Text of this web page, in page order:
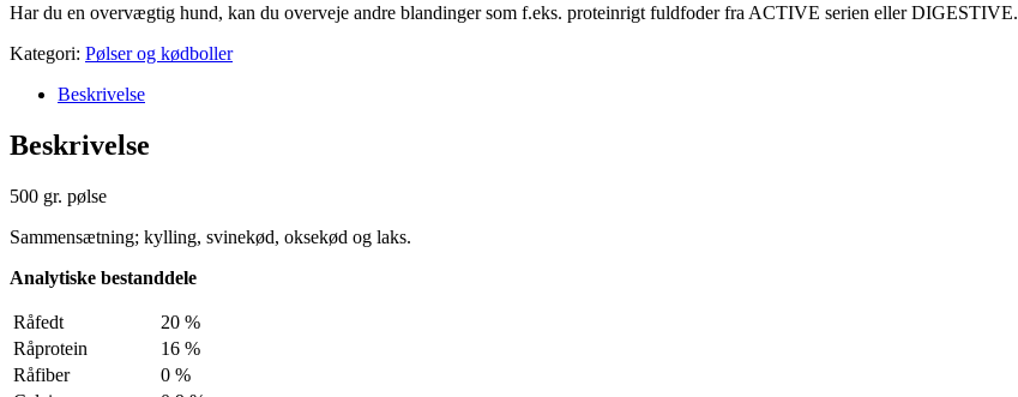
Har du en overvægtig hund, kan du overveje andre blandinger som f.eks. proteinrigt fuldfoder fra ACTIVE serien eller DIGESTIVE.
Kategori: Pølser og kødboller
Beskrivelse
Beskrivelse
500 gr. pølse
Sammensætning; kylling, svinekød, oksekød og laks.
Analytiske bestanddele
Råfedt
20 %
Råprotein
16 %
Råfiber
0 %